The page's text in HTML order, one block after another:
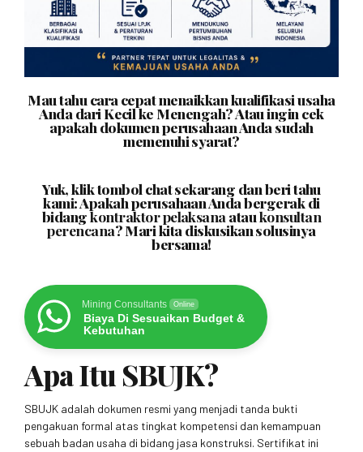
Mau tahu cara cepat menaikkan kualifikasi usaha
Anda dari Kecil ke Menengah? Atau ingin cek
apakah dokumen perusahaan Anda sudah
memenuhi syarat?
Yuk, klik tombol chat sekarang dan beri tahu
kami: Apakah perusahaan Anda bergerak di
bidangkontraktor pelaksana ataukonsultan
perencana? Mari kita diskusikan solusinya
bersama!
Mining Consultants Online
Biaya Di Sesuaikan Budget &
Kebutuhan
Apa Itu SBUJK?
SBUJK adalah dokumen resmi yang menjadi tanda bukti
pengakuan formal atas tingkat kompetensi dan kemampuan
sebuah badan usaha di bidang jasa konstruksi. Sertifikat ini